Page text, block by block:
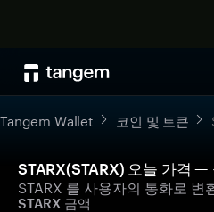
Tangem Wallet 코인 및 토큰
STARX(STARX) 오늘 가격 —
STARX 를 사용자의 통화로 변
STARX 금액